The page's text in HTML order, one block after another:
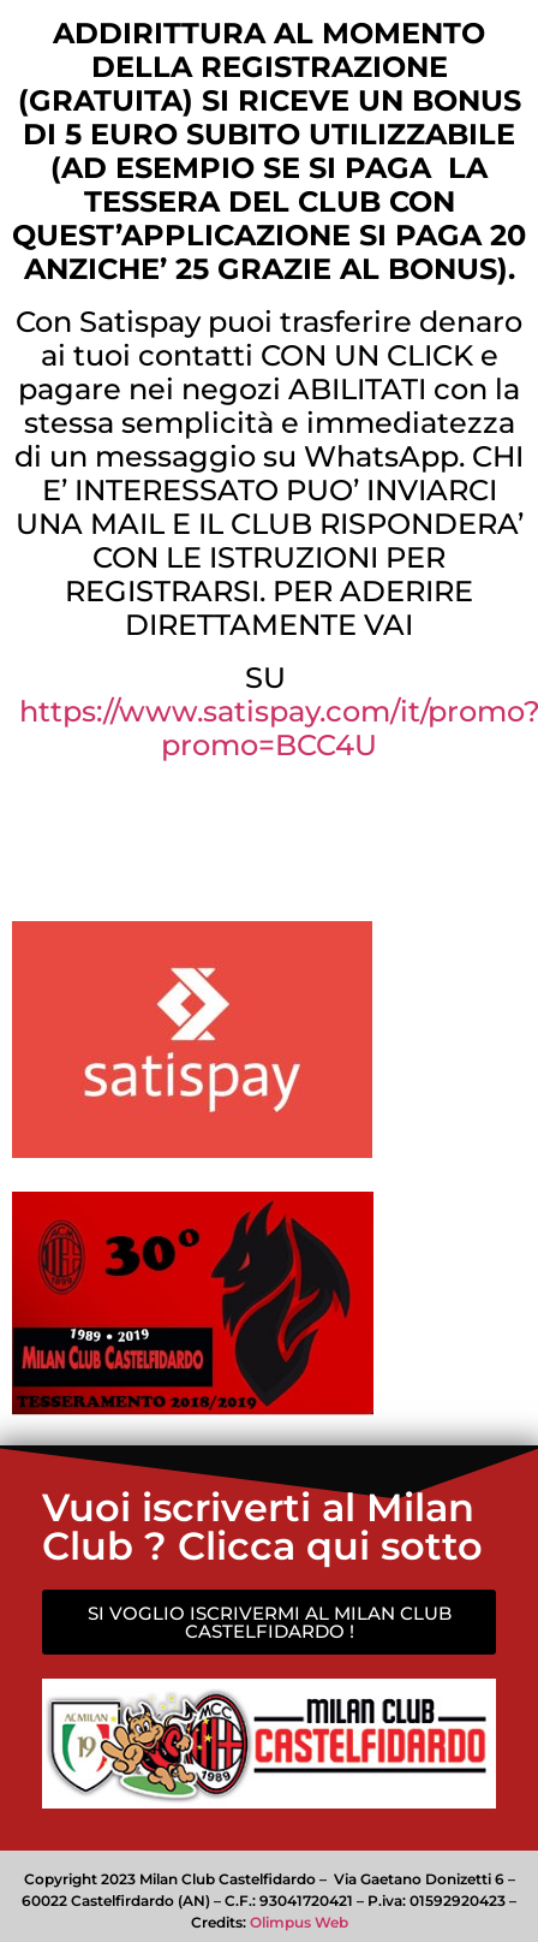
ADDIRITTURA AL MOMENTO
DELLA REGISTRAZIONE
(GRATUITA) SI RICEVE UN BONUS
DI 5 EURO SUBITO UTILIZZABILE
(AD ESEMPIO SE SI PAGA LA
TESSERA DEL CLUB CON
QUEST’APPLICAZIONE SI PAGA 20
ANZICHE’ 25 GRAZIE AL BONUS).
Con Satispay puoi trasferire denaro
ai tuoi contatti CON UN CLICK e
pagare nei negozi ABILITATI con la
stessa semplicità e immediatezza
di un messaggio su WhatsApp. CHI
E’ INTERESSATO PUO’ INVIARCI
UNA MAIL E IL CLUB RISPONDERA’
CON LE ISTRUZIONI PER
REGISTRARSI. PER ADERIRE
DIRETTAMENTE VAI
SU
https://www.satispay.com/it/
promo=BCC4U
Vuoi iscriverti al Milan
Club ? Clicca qui sotto
SI VOGLIO ISCRIVERMI AL MILAN CLUB
CASTELFIDARDO !
Copyright 2023 Milan Club Castelfidardo – Via Gaetano Donizetti 6 –
60022 Castelfirdardo (AN) – C.F.: 93041720421 – P.iva: 01592920423 –
Credits: Olimpus Web